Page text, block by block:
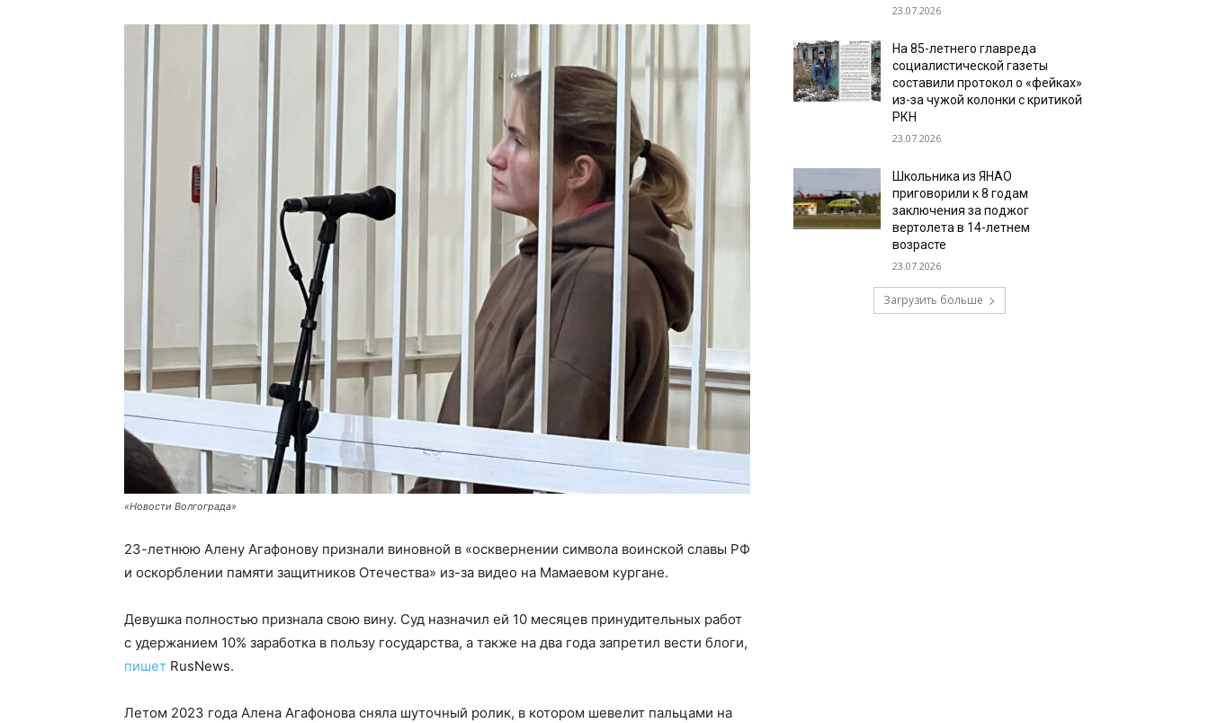
«Новости Волгограда»
23-летнюю Алену Агафонову признали виновной в «осквернении символа воинской славы РФ
и оскорблении памяти защитников Отечества» из-за видео на Мамаевом кургане.
Девушка полностью признала свою вину. Суд назначил ей 10 месяцев принудительных работ
с удержанием 10% заработка в пользу государства, а также на два года запретил вести блоги,
пишет RusNews.
Летом 2023 года Алена Агафонова сняла шуточный ролик, в котором шевелит пальцами на
23.07.2026
На 85-летнего главреда
социалистической газеты
составили протокол о «фейках»
из-за чужой колонки с критикой
РКН
23.07.2026
Школьника из ЯНАО
приговорили к 8 годам
заключения за поджог
вертолета в 14-летнем
возрасте
23.07.2026
Загрузить больше